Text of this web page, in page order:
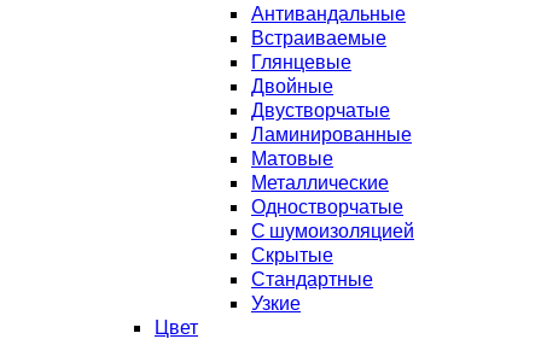
Антивандальные
Встраиваемые
Глянцевые
Двойные
Двустворчатые
Ламинированные
Матовые
Металлические
Одностворчатые
С шумоизоляцией
Скрытые
Стандартные
Узкие
Цвет